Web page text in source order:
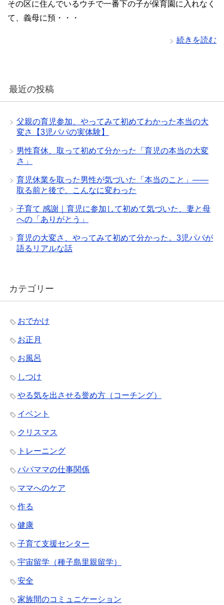
その区に住んでいるウチで一番下の子が保育園に入れなく
て、義母に預・・・
続きを読む
最近の投稿
父親の育児参加、やってみて初めてわかった本当の大
変さ【3児パパの実体験】
男性育休、取って初めて分かった「育児の本当の大変
さ」
育児休業を取った男性が気づいた「本当のこと」——
取る前と後で、こんなに変わった
子育て 感謝｜育児に参加して初めて気づいた、妻と母
への「ありがとう」
育児の大変さ、やってみて初めて分かった。3児パパが
語るリアルな話
カテゴリー
おでかけ
お正月
お風呂
しつけ
やる気を出させる誉め方（コーチング）
イベント
クリスマス
トレーニング
パパママの仕事関係
ママへのケア
作る
健康
子育て支援センター
宇宙留学（種子島里親留学）
安全
家族間のコミュニケーション